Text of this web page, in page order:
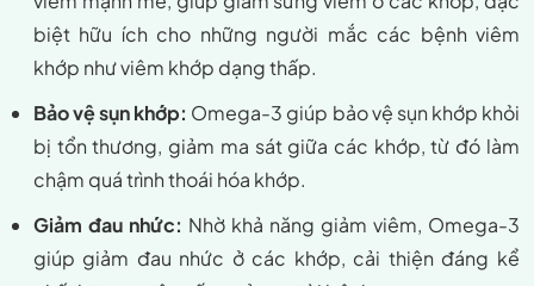
biệt hữu ích cho những người mắc các bệnh viêm
khớp như viêm khớp dạng thấp.
Bảo vệ sụn khớp: Omega-3 giúp bảo vệ sụn khớp khỏi
bị tổn thương, giảm ma sát giữa các khớp, từ đó làm
chậm quá trình thoái hóa khớp.
Giảm đau nhức: Nhờ khả năng giảm viêm, Omega-3
giúp giảm đau nhức ở các khớp, cải thiện đáng kể